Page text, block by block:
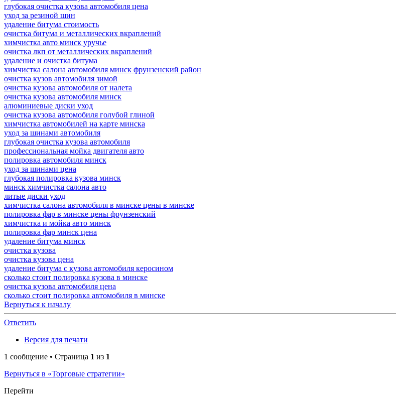
глубокая очистка кузова автомобиля цена
уход за резиной шин
удаление битума стоимость
очистка битума и металлических вкраплений
химчистка авто минск уручье
очистка лкп от металлических вкраплений
удаление и очистка битума
химчистка салона автомобиля минск фрунзенский район
очистка кузов автомобиля зимой
очистка кузова автомобиля от налета
очистка кузова автомобиля минск
алюминиевые диски уход
очистка кузова автомобиля голубой глиной
химчистка автомобилей на карте минска
уход за шинами автомобиля
глубокая очистка кузова автомобиля
профессиональная мойка двигателя авто
полировка автомобиля минск
уход за шинами цена
глубокая полировка кузова минск
минск химчистка салона авто
литые диски уход
химчистка салона автомобиля в минске цены в минске
полировка фар в минске цены фрунзенский
химчистка и мойка авто минск
полировка фар минск цена
удаление битума минск
очистка кузова
очистка кузова цена
удаление битума с кузова автомобиля керосином
сколько стоит полировка кузова в минске
очистка кузова автомобиля цена
сколько стоит полировка автомобиля в минске
Вернуться к началу
Ответить
Версия для печати
1 сообщение • Страница 1 из 1
Вернуться в «Торговые стратегии»
Перейти